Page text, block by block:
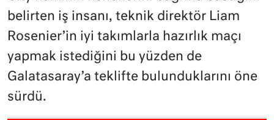
belirten iş insanı, teknik direktör Liam
Rosenier’in iyi takımlarla hazırlık maçı
yapmak istediğini bu yüzden de
Galatasaray’a teklifte bulunduklarını öne
sürdü.